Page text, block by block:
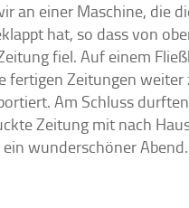
an einer Maschine, die
hat, so dass von
fiel. Auf einem
fertigen Zeitungen weiter
Am Schluss
Zeitung mit nach
wunderschöner Abend.